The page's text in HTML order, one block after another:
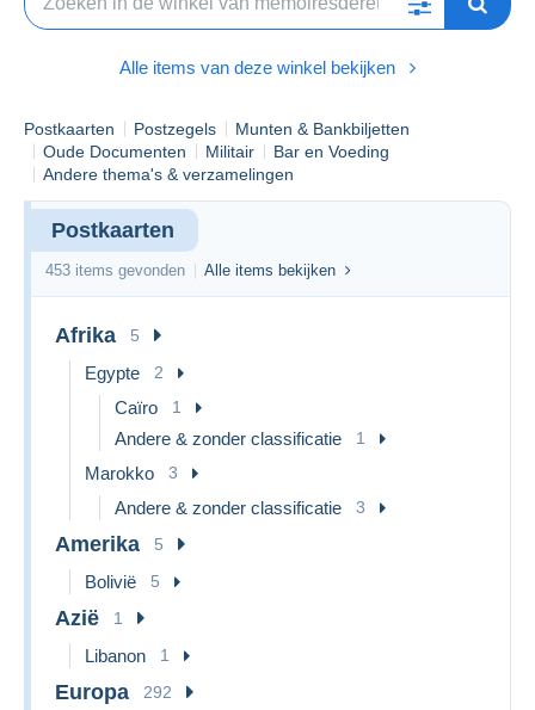
Alle items van deze winkel bekijken
Postkaarten Postzegels
Munten & Bankbiljetten
Oude Documenten
Militair
Bar en Voeding
Andere thema's & verzamelingen
Postkaarten
453 items gevonden Alle items bekijken
Afrika 5
Egypte 2
Caïro 1
Andere & zonder classificatie 1
Marokko 3
Andere & zonder classificatie 3
Amerika 5
Bolivië 5
Azië 1
Libanon 1
Europa 292